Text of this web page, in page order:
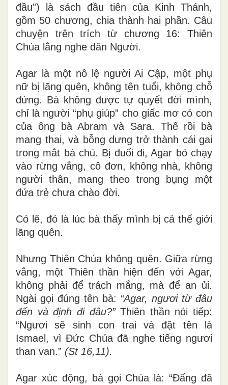
đầu”) là sách đầu tiên của Kinh Thánh,
gồm 50 chương, chia thành hai phần. Câu
chuyện trên trích từ chương 16: Thiên
Chúa lắng nghe dân Người.
Agar là một nô lệ người Ai Cập, một phụ
nữ bị lãng quên, không tên tuổi, không chỗ
đứng. Bà không được tự quyết đời mình,
chỉ là người “phụ giúp” cho giấc mơ có con
của ông bà Abram và Sara. Thế rồi bà
mang thai, và bỗng dưng trở thành cái gai
trong mắt bà chủ. Bị đuổi đi, Agar bỏ chạy
vào rừng vắng, cô đơn, không nhà, không
người thân, mang theo trong bụng một
đứa trẻ chưa chào đời.
Có lẽ, đó là lúc bà thấy mình bị cả thế giới
lãng quên.
Nhưng Thiên Chúa không quên. Giữa rừng
vắng, một Thiên thần hiện đến với Agar,
không phải để trách mắng, mà để an ủi.
Ngài gọi đúng tên bà: “Agar, ngươi từ đâu
đến và định đi đâu?”Thiên thần nói tiếp:
“Ngươi sẽ sinh con trai và đặt tên là
Ismael, vì Đức Chúa đã nghe tiếng ngươi
than van.” (St 16,11).
Agar xúc động, bà gọi Chúa là: “Đấng đã